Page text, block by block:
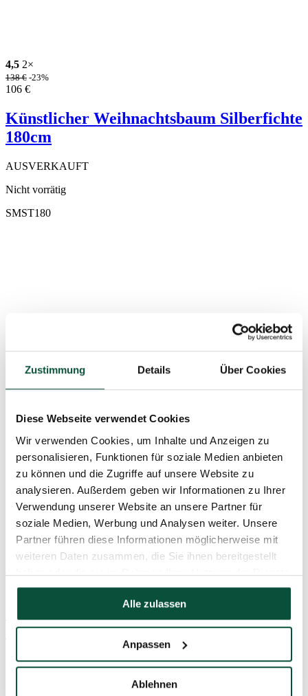
Zustimmung Details Über Cookies
Diese Webseite verwendet Cookies
Wir verwenden Cookies, um Inhalte und Anzeigen zu
personalisieren, Funktionen für soziale Medien anbieten
zu können und die Zugriffe auf unsere Website zu
analysieren. Außerdem geben wir Informationen zu Ihrer
Verwendung unserer Website an unsere Partner für
soziale Medien, Werbung und Analysen weiter. Unsere
Partner führen diese Informationen möglicherweise mit
weiteren Daten zusammen, die Sie ihnen bereitgestellt
haben oder die sie im Rahmen Ihrer Nutzung der Dienste
gesammelt haben.
Alle zulassen
Anpassen
Ablehnen
4,5 2×
138€ -23%
106 €
Künstlicher Weihnachtsbaum Silberfichte
180cm
AUSVERKAUFT
Nicht vorrätig
SMST180
5,04×
Künstlicher Weihnachtsbaum Silberfichte
150cm
AUSVERKAUFT